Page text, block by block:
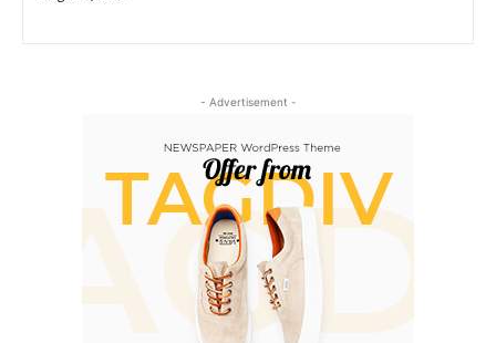
- Advertisement -